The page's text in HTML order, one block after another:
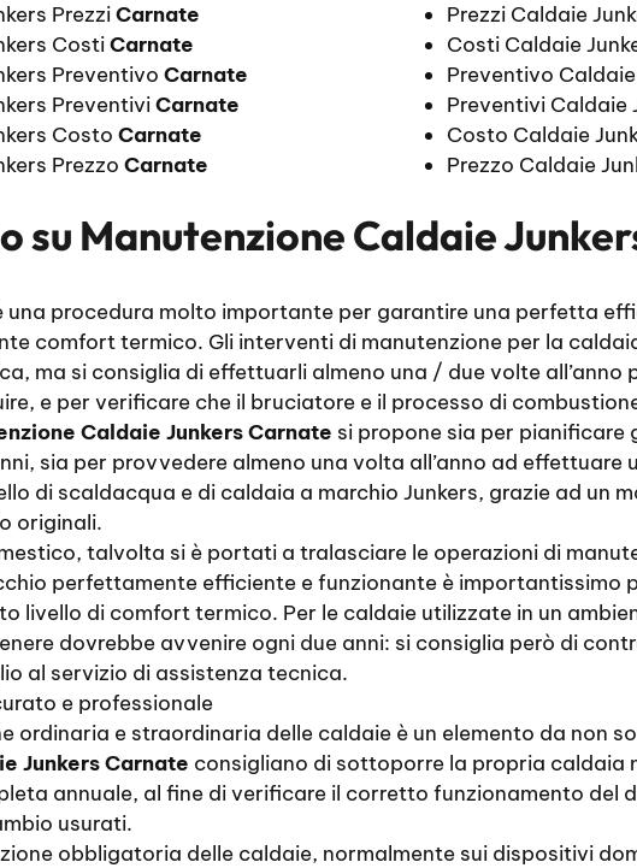
PrezziCarnate
CostiCarnate
Preventivo Carnate
PreventiviCarnate
Costo Carnate
Prezzo Carnate
Prezzi Caldaie
Costi Caldaie
Preventivo
Preventivi Caldaie
Costo Caldaie
Prezzo Caldaie
su Manutenzione Caldaie
una procedura molto importante per garantire una perfetta
comfort termico. Gli interventi di manutenzione per la
ma si consiglia di effettuarli almeno una / due volte
e per verificare che il bruciatore e il processo di
Caldaie Junkers Carnate si propone sia per pianificare
sia per provvedere almeno una volta all’anno ad effettuare
di scaldacqua e di caldaia a marchio Junkers, grazie ad un
originali.
talvolta si è portati a tralasciare le operazioni di
perfettamente efficiente e funzionante è importantissimo
livello di comfort termico. Per le caldaie utilizzate in un
dovrebbe avvenire ogni due anni: si consiglia però di
al servizio di assistenza tecnica.
e professionale
ordinaria e straordinaria delle caldaie è un elemento da non
Junkers Carnate consigliano di sottoporre la propria caldaia
annuale, al fine di verificare il corretto funzionamento del
usurati.
obbligatoria delle caldaie, normalmente sui dispositivi